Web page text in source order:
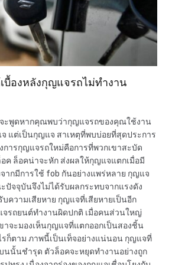
บื้องหลังกุญแจรถไม่ทำงาน
ะพูดหากคุณพบว่ากุญแจรถของคุณใช้งาน
แต่เป็นกุญแจ สาเหตุที่พบบ่อยที่สุดประการ
ารกุญแจรถใหม่คือการที่พวกเขาสะบัด
ล็อคน่าจะหัก ส่งผลให้กุญแจแตกเมื่อมี
ากมีการใช้ fob กันอย่างแพร่หลาย กุญแจ
จจุบันจึงไม่ได้รับผลกระทบจากแรงดัง
ความเสียหาย กุญแจที่เสียหายเป็นอีก
รถยนต์ทำงานผิดปกติ เมื่อคนส่วนใหญ่
าจะมองเห็นกุญแจที่แตกออกเป็นสองชิ้น
รก็ตาม ภาพนี้เป็นเท็จอย่างแน่นอน กุญแจที่
นนั้นชำรุด ตัวล็อคจะหยุดทำงานอย่างถูก